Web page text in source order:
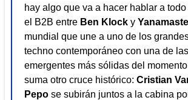
hay algo que va a hacer hablar a
el B2B entre Ben Klock y Yanamaste
mundial que une a uno de los
techno contemporáneo con una de
emergentes más sólidas del
suma otro cruce histórico: Cristian
Pepo se subirán juntos a la cabina